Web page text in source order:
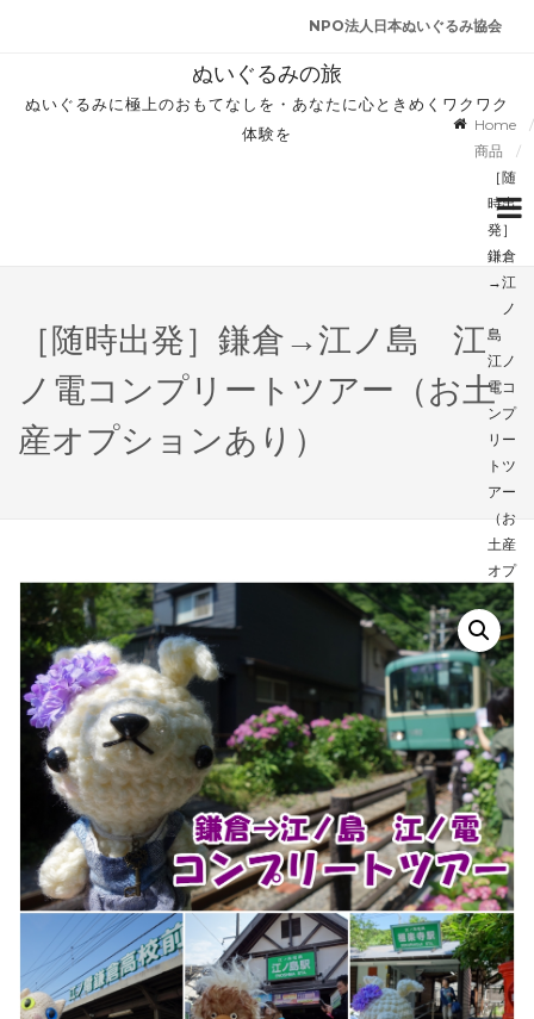
NPO法人日本ぬいぐるみ協会
ぬいぐるみの旅
ぬいぐるみに極上のおもてなしを・あなたに心ときめくワクワク
体験を
［随時出発］鎌倉→江ノ島 江
ノ電コンプリートツアー（お土
産オプションあり）
Home
商品
［随
時出
発］
鎌倉
→江
ノ
島
江ノ
電コ
ンプ
リー
トツ
アー
（お
土産
オプ
ショ
ンあ
り）